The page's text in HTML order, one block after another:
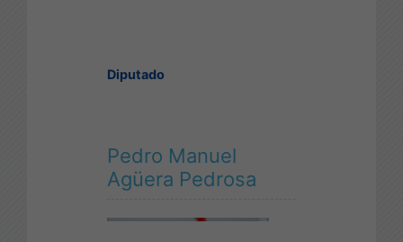
Diputado
Pedro Manuel
Agüera Pedrosa